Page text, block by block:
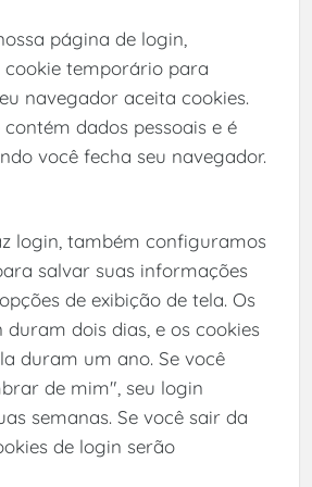
página de login,
temporário para
navegador aceita cookies.
dados pessoais e é
você fecha seu navegador.
login, também configuramos
salvar suas informações
de exibição de tela. Os
duram dois dias, e os cookies
duram um ano. Se você
de mim", seu login
semanas. Se você sair da
de login serão